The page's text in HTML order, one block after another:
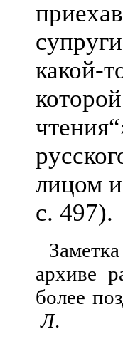
какой-
лицом и
с. 497).
архиве
более
Л.